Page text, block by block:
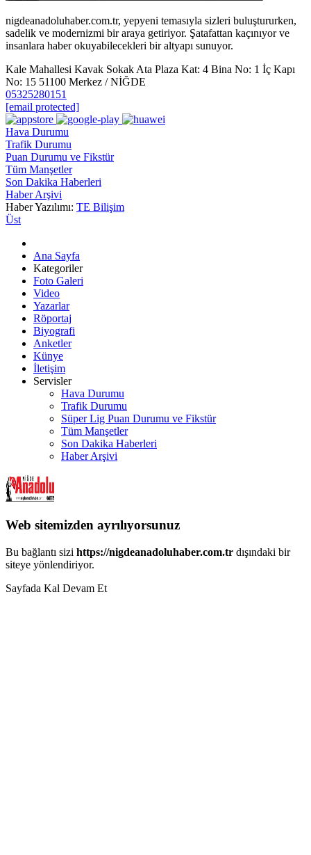
nigdeanadoluhaber.com.tr, yepyeni temasıyla sizleri buluştururken,
sadelik ve modernizmi bir araya getiriyor. Şatafattan kaçınıyor ve
insanlara haber okuyabilecekleri bir altyapı sunuyor.
Kale Mahallesi Kavak Sokak Ata Plaza Kat: 4 Bina No: 1 İç Kapı
No: 15 51100 Merkez / NİĞDE
05325280151
[email protected]
Hava Durumu
Trafik Durumu
Puan Durumu ve Fikstür
Tüm Manşetler
Son Dakika Haberleri
Haber Arşivi
Haber Yazılımı: TE Bilişim
Üst
Ana Sayfa
Kategoriler
Foto Galeri
Video
Yazarlar
Röportaj
Biyografi
Anketler
Künye
İletişim
Servisler
Hava Durumu
Trafik Durumu
Süper Lig Puan Durumu ve Fikstür
Tüm Manşetler
Son Dakika Haberleri
Haber Arşivi
Web sitemizden ayrılıyorsunuz
Bu bağlantı sizi https://nigdeanadoluhaber.com.tr dışındaki bir
siteye yönlendiriyor.
Sayfada Kal Devam Et